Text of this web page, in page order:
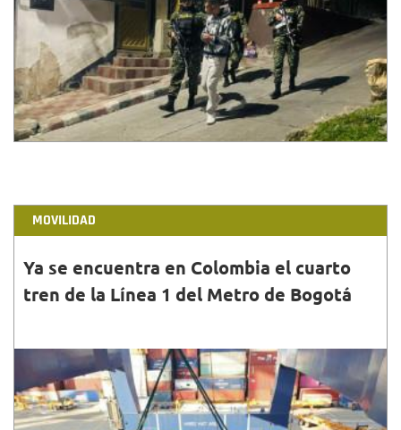
Las capturas se llevaron a cabo mediante diligencias
de allanamiento en las localidades de San Cristóbal,
Usme, Bosa y Los Mártires.
MOVILIDAD
Ya se encuentra en Colombia el cuarto
tren de la Línea 1 del Metro de Bogotá
31•DIC•2025
El cuarto tren arribó al Puerto de Cartagena y será